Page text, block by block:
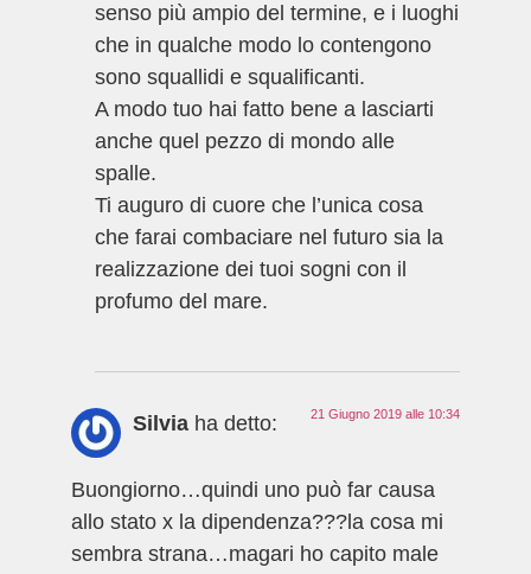
senso più ampio del termine, e i luoghi
che in qualche modo lo contengono
sono squallidi e squalificanti.
A modo tuo hai fatto bene a lasciarti
anche quel pezzo di mondo alle
spalle.
Ti auguro di cuore che l’unica cosa
che farai combaciare nel futuro sia la
realizzazione dei tuoi sogni con il
profumo del mare.
Silvia ha detto: 21 Giugno 2019 alle 10:34
Buongiorno…quindi uno può far causa
allo stato x la dipendenza???la cosa mi
sembra strana…magari ho capito male